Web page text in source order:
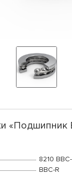
«Подшипник
8210
BBC-R